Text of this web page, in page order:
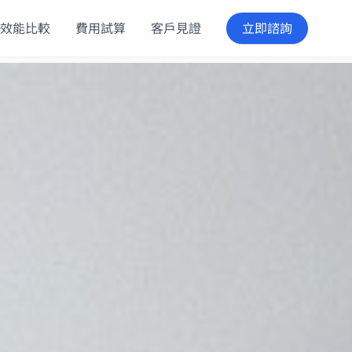
效能比較 費用試算 客戶見證 立即諮詢